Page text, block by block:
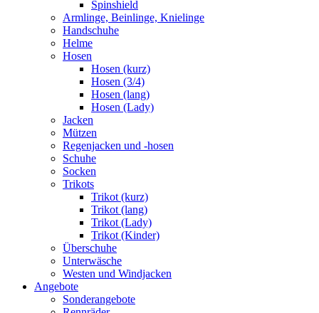
Spinshield
Armlinge, Beinlinge, Knielinge
Handschuhe
Helme
Hosen
Hosen (kurz)
Hosen (3/4)
Hosen (lang)
Hosen (Lady)
Jacken
Mützen
Regenjacken und -hosen
Schuhe
Socken
Trikots
Trikot (kurz)
Trikot (lang)
Trikot (Lady)
Trikot (Kinder)
Überschuhe
Unterwäsche
Westen und Windjacken
Angebote
Sonderangebote